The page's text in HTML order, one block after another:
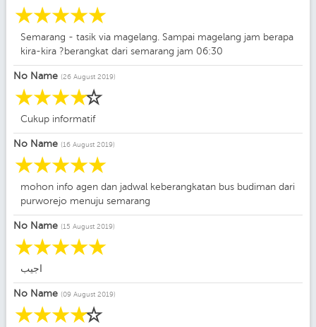
☆
☆
☆
☆
☆
Semarang - tasik via magelang. Sampai magelang jam berapa
kira-kira ?berangkat dari semarang jam 06:30
No Name (26 August 2019)
☆
☆
☆
☆
☆
Cukup informatif
No Name (16 August 2019)
☆
☆
☆
☆
☆
mohon info agen dan jadwal keberangkatan bus budiman dari
purworejo menuju semarang
No Name (15 August 2019)
☆
☆
☆
☆
☆
اجيب
No Name (09 August 2019)
☆
☆
☆
☆
☆